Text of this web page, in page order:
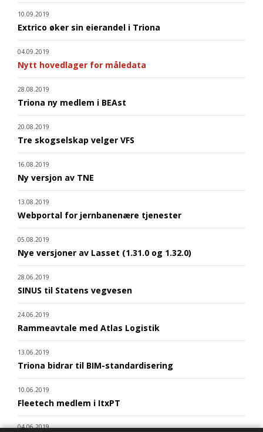
10.09.2019
Extrico øker sin eierandel i Triona
04.09.2019
Nytt hovedlager for måledata
28.08.2019
Triona ny medlem i BEAst
20.08.2019
Tre skogselskap velger VFS
16.08.2019
Ny versjon av TNE
13.08.2019
Webportal for jernbanenære tjenester
05.08.2019
Nye versjoner av Lasset (1.31.0 og 1.32.0)
28.06.2019
SINUS til Statens vegvesen
24.06.2019
Rammeavtale med Atlas Logistik
13.06.2019
Triona bidrar til BIM-standardisering
10.06.2019
Fleetech medlem i ItxPT
04.06.2019